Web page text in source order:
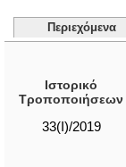
Περιεχόμενα
Ιστορικό
Τροποποιήσεων
33(I)/2019